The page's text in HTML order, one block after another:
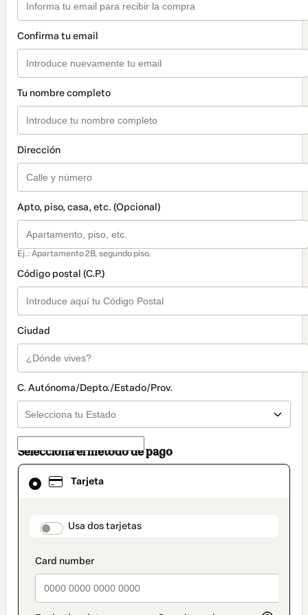
Confirma tu email
Tu nombre completo
Dirección
Apto, piso, casa, etc. (Opcional)
Ej.: Apartamento 2B, segundo piso.
Código postal (C.P.)
Ciudad
C. Autónoma/Depto./Estado/Prov.
Selecciona el método de pago
Tarjeta
payment_data.section_title_v2
Usa dos tarjetas
El
método
seleccionado